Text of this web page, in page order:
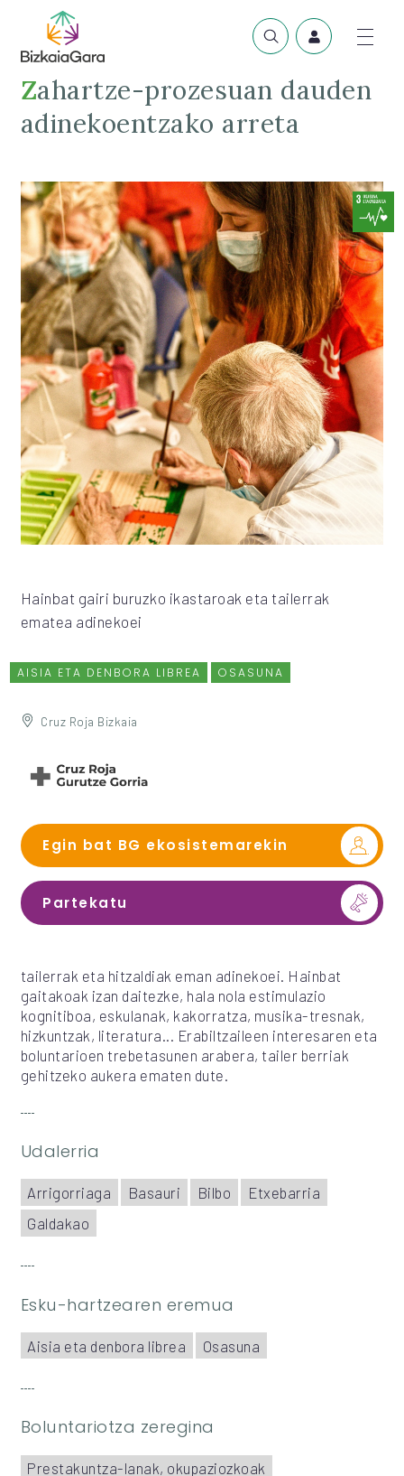
Zahartze-prozesuan dauden
adinekoentzako arreta
Hainbat gairi buruzko ikastaroak eta tailerrak
ematea adinekoei
AISIA ETA DENBORA LIBREA OSASUNA
Cruz Roja Bizkaia
Egin bat BG ekosistemarekin
Partekatu
tailerrak eta hitzaldiak eman adinekoei. Hainbat
gaitakoak izan daitezke, hala nola estimulazio
kognitiboa, eskulanak, kakorratza, musika-tresnak,
hizkuntzak, literatura... Erabiltzaileen interesaren eta
boluntarioen trebetasunen arabera, tailer berriak
gehitzeko aukera ematen dute.
Udalerria
Arrigorriaga Basauri Bilbo
Etxebarria
Galdakao
Esku-hartzearen eremua
Aisia eta denbora librea Osasuna
Boluntariotza zeregina
Prestakuntza-lanak, okupaziozkoak